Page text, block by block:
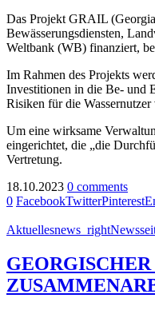
Das Projekt GRAIL
Bewässerungsdiensten,
Weltbank (WB) finanziert,
Im Rahmen des Projekts
Investitionen in die Be- und
Risiken für die Wassernutzer
Um eine wirksame
eingerichtet, die „die
Vertretung.
18.10.2023 0 comments
0 FacebookTwitterPinterest
Aktuellesnews_right